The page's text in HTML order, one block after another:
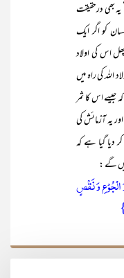
یہ بھی درحقیقت
کو اگر ایک
اس کی اولاد
کی راہ میں
جیسے اس کا ثمر
یہ آزمائش کی
دیا گیا ہے کہ
گے :
وَ نَقۡصٍ